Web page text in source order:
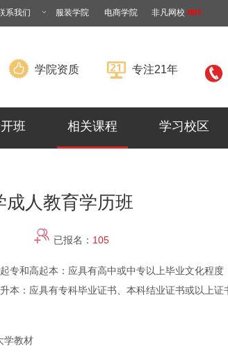
系我们 服装学院 电商学院 非凡网校
学院资质 专注21年
班 相关课程 学习校区
成人教育学历班
已报名： 105
专和高起本：应具有高中或中专以上毕业文化程度
本：应具有专科毕业证书、本科结业证书或以上证
学教材